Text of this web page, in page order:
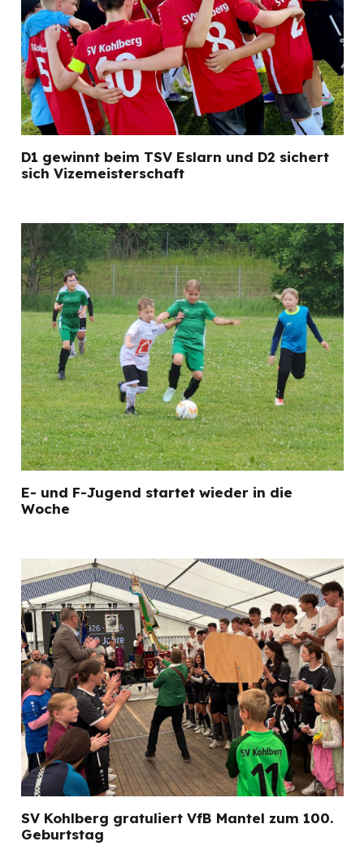
D1 gewinnt beim TSV Eslarn und D2 sichert
sich Vizemeisterschaft
E- und F-Jugend startet wieder in die
Woche
SV Kohlberg gratuliert VfB Mantel zum 100.
Geburtstag